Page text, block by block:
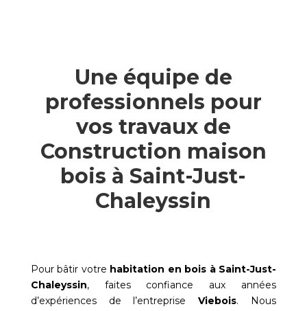
Une équipe de
professionnels pour
vos travaux de
Construction maison
bois à Saint-Just-
Chaleyssin
Pour bâtir votre habitation en bois à Saint-Just-
Chaleyssin, faites confiance aux années
d’expériences de l’entrepriseViebois. Nous